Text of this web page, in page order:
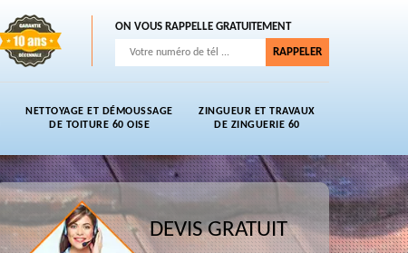
ON VOUS RAPPELLE GRATUITEMENT
NETTOYAGE ET DÉMOUSSAGE
DE TOITURE 60 OISE
ZINGUEUR ET TRAVAUX
DE ZINGUERIE 60
DEVIS GRATUIT